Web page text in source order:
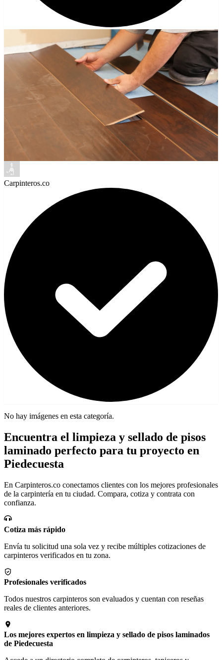
Carpinteros.co
No hay imágenes en esta categoría.
Encuentra el limpieza y sellado de pisos
laminado perfecto para tu proyecto en
Piedecuesta
En Carpinteros.co conectamos clientes con los mejores profesionales
de la carpintería en tu ciudad. Compara, cotiza y contrata con
confianza.
Cotiza más rápido
Envía tu solicitud una sola vez y recibe múltiples cotizaciones de
carpinteros verificados en tu zona.
Profesionales verificados
Todos nuestros carpinteros son evaluados y cuentan con reseñas
reales de clientes anteriores.
Los mejores expertos en limpieza y sellado de pisos laminados
de Piedecuesta